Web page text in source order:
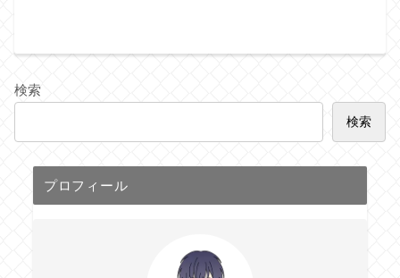
検索
検索
プロフィール